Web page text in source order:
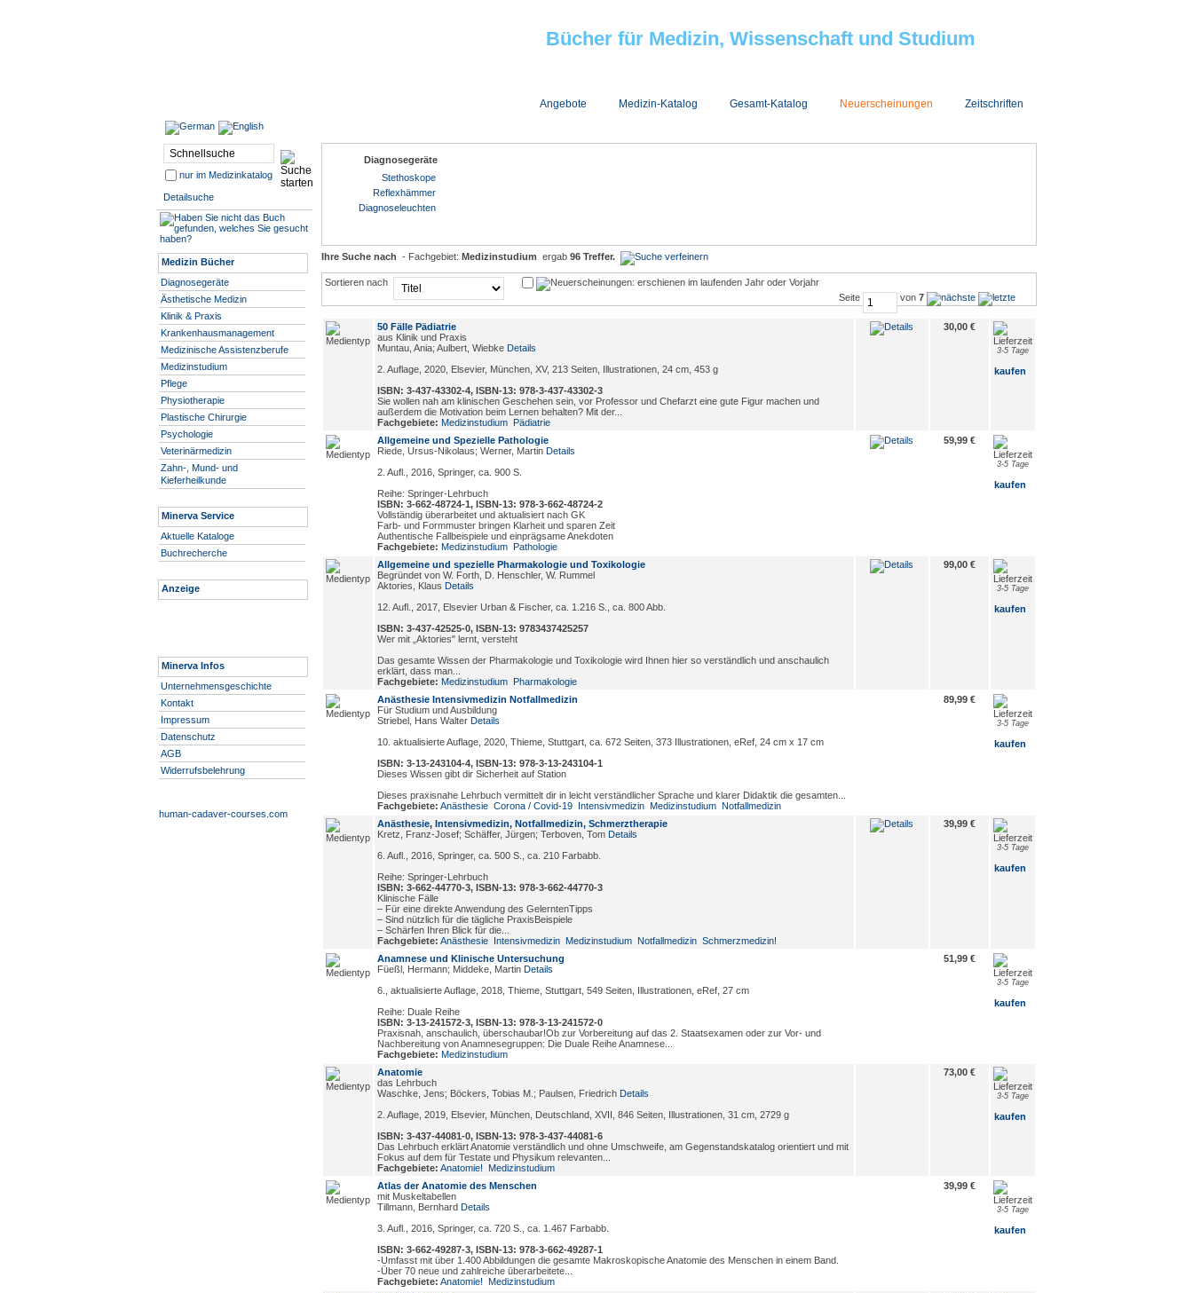
Angebote Medizin-Katalog Gesamt-Katalog Neuerscheinungen Zeitschriften
Bücher für Medizin, Wissenschaft und Studium
nur im Medizinkatalog
Detailsuche
Medizin Bücher
Diagnosegeräte
Ästhetische Medizin
Klinik & Praxis
Krankenhausmanagement
Medizinische Assistenzberufe
Medizinstudium
Pflege
Physiotherapie
Plastische Chirurgie
Psychologie
Veterinärmedizin
Zahn-, Mund- und
Kieferheilkunde
Minerva Service
Aktuelle Kataloge
Buchrecherche
Anzeige
Minerva Infos
Unternehmensgeschichte
Kontakt
Impressum
Datenschutz
AGB
Widerrufsbelehrung
human-cadaver-courses.com
Diagnosegeräte
Stethoskope
Reflexhämmer
Diagnoseleuchten
Ihre Suche nach - Fachgebiet: Medizinstudium ergab 96 Treffer.
Sortieren nach
Seite
von 7
50 Fälle Pädiatrie
aus Klinik und Praxis
Muntau, Ania; Aulbert, Wiebke Details
2. Auflage, 2020, Elsevier, München, XV, 213 Seiten, Illustrationen, 24 cm, 453 g
ISBN: 3-437-43302-4, ISBN-13: 978-3-437-43302-3
Sie wollen nah am klinischen Geschehen sein, vor Professor und Chefarzt eine gute Figur machen und
außerdem die Motivation beim Lernen behalten? Mit der...
Fachgebiete: Medizinstudium Pädiatrie
30,00 €
3-5 Tage
kaufen
Allgemeine und Spezielle Pathologie
Riede, Ursus-Nikolaus; Werner, Martin Details
2. Aufl., 2016, Springer, ca. 900 S.
Reihe: Springer-Lehrbuch
ISBN: 3-662-48724-1, ISBN-13: 978-3-662-48724-2
Vollständig überarbeitet und aktualisiert nach GK
Farb- und Formmuster bringen Klarheit und sparen Zeit
Authentische Fallbeispiele und einprägsame Anekdoten
Fachgebiete: Medizinstudium Pathologie
59,99 €
3-5 Tage
kaufen
Allgemeine und spezielle Pharmakologie und Toxikologie
Begründet von W. Forth, D. Henschler, W. Rummel
Aktories, Klaus Details
12. Aufl., 2017, Elsevier Urban & Fischer, ca. 1.216 S., ca. 800 Abb.
ISBN: 3-437-42525-0, ISBN-13: 9783437425257
Wer mit „Aktories" lernt, versteht
Das gesamte Wissen der Pharmakologie und Toxikologie wird Ihnen hier so verständlich und anschaulich
erklärt, dass man...
Fachgebiete: Medizinstudium Pharmakologie
99,00 €
3-5 Tage
kaufen
Anästhesie Intensivmedizin Notfallmedizin
Für Studium und Ausbildung
Striebel, Hans Walter Details
10. aktualisierte Auflage, 2020, Thieme, Stuttgart, ca. 672 Seiten, 373 Illustrationen, eRef, 24 cm x 17 cm
ISBN: 3-13-243104-4, ISBN-13: 978-3-13-243104-1
Dieses Wissen gibt dir Sicherheit auf Station
Dieses praxisnahe Lehrbuch vermittelt dir in leicht verständlicher Sprache und klarer Didaktik die gesamten...
Fachgebiete: Anästhesie Corona / Covid-19 Intensivmedizin Medizinstudium Notfallmedizin
89,99 €
3-5 Tage
kaufen
Anästhesie, Intensivmedizin, Notfallmedizin, Schmerztherapie
Kretz, Franz-Josef; Schäffer, Jürgen; Terboven, Tom Details
6. Aufl., 2016, Springer, ca. 500 S., ca. 210 Farbabb.
Reihe: Springer-Lehrbuch
ISBN: 3-662-44770-3, ISBN-13: 978-3-662-44770-3
Klinische Fälle
– Für eine direkte Anwendung des GelerntenTipps
– Sind nützlich für die tägliche PraxisBeispiele
– Schärfen Ihren Blick für die...
Fachgebiete: Anästhesie Intensivmedizin Medizinstudium Notfallmedizin Schmerzmedizin!
39,99 €
3-5 Tage
kaufen
Anamnese und Klinische Untersuchung
Füeßl, Hermann; Middeke, Martin Details
6., aktualisierte Auflage, 2018, Thieme, Stuttgart, 549 Seiten, Illustrationen, eRef, 27 cm
Reihe: Duale Reihe
ISBN: 3-13-241572-3, ISBN-13: 978-3-13-241572-0
Praxisnah, anschaulich, überschaubar!Ob zur Vorbereitung auf das 2. Staatsexamen oder zur Vor- und
Nachbereitung von Anamnesegruppen: Die Duale Reihe Anamnese...
Fachgebiete: Medizinstudium
51,99 €
3-5 Tage
kaufen
Anatomie
das Lehrbuch
Waschke, Jens; Böckers, Tobias M.; Paulsen, Friedrich Details
2. Auflage, 2019, Elsevier, München, Deutschland, XVII, 846 Seiten, Illustrationen, 31 cm, 2729 g
ISBN: 3-437-44081-0, ISBN-13: 978-3-437-44081-6
Das Lehrbuch erklärt Anatomie verständlich und ohne Umschweife, am Gegenstandskatalog orientiert und mit
Fokus auf dem für Testate und Physikum relevanten...
Fachgebiete: Anatomie! Medizinstudium
73,00 €
3-5 Tage
kaufen
Atlas der Anatomie des Menschen
mit Muskeltabellen
Tillmann, Bernhard Details
3. Aufl., 2016, Springer, ca. 720 S., ca. 1.467 Farbabb.
ISBN: 3-662-49287-3, ISBN-13: 978-3-662-49287-1
-Umfasst mit über 1.400 Abbildungen die gesamte Makroskopische Anatomie des Menschen in einem Band.
-Über 70 neue und zahlreiche überarbeitete...
Fachgebiete: Anatomie! Medizinstudium
39,99 €
3-5 Tage
kaufen